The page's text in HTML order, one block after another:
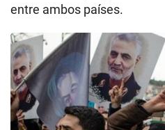
entre ambos países.